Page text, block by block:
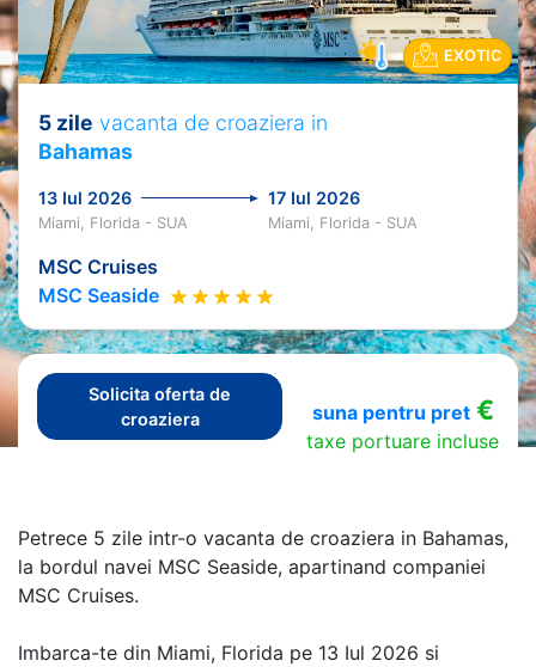
EXOTIC
5 zile vacanta de croaziera in
Bahamas
13 Iul 2026 17 Iul 2026
Miami, Florida - SUA Miami, Florida - SUA
MSC Cruises
MSC Seaside
Solicita oferta de
croaziera
suna pentru pret€
taxe portuare incluse
Petrece 5 zile intr-o vacanta de croaziera in Bahamas,
la bordul navei MSC Seaside, apartinand companiei
MSC Cruises.
Imbarca-te din Miami, Florida pe 13 Iul 2026 si